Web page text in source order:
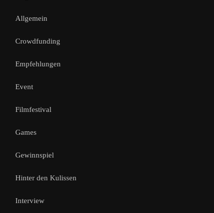
Allgemein
Crowdfunding
Empfehlungen
Event
Filmfestival
Games
Gewinnspiel
Hinter den Kulissen
Interview